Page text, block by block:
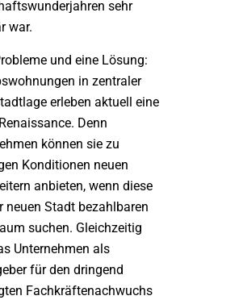
sehr
war.
und eine Lösung:
in zentraler
erleben aktuell eine
Denn
können sie zu
Konditionen neuen
anbieten, wenn diese
neuen Stadt bezahlbaren
suchen. Gleichzeitig
Unternehmen als
für den dringend
Fachkräftenachwuchs